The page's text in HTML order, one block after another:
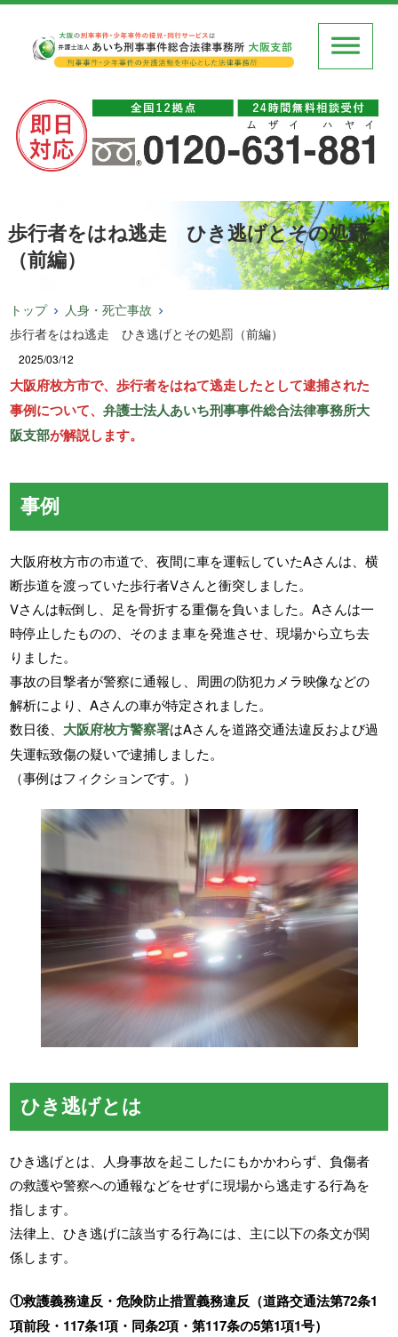
歩行者をはね逃走 ひき逃げとその処罰
（前編）
トップ
人身・死亡事故
歩行者をはね逃走 ひき逃げとその処罰（前編）
2025/03/12
大阪府枚方市で、歩行者をはねて逃走したとして逮捕された
事例について、弁護士法人あいち刑事事件総合法律事務所大
阪支部が解説します。
事例
大阪府枚方市の市道で、夜間に車を運転していたAさんは、横
断歩道を渡っていた歩行者Vさんと衝突しました。
Vさんは転倒し、足を骨折する重傷を負いました。Aさんは一
時停止したものの、そのまま車を発進させ、現場から立ち去
りました。
事故の目撃者が警察に通報し、周囲の防犯カメラ映像などの
解析により、Aさんの車が特定されました。
数日後、 大阪府枚方警察署はAさんを道路交通法違反および過
失運転致傷の疑いで逮捕しました。
（事例はフィクションです。）
ひき逃げとは
ひき逃げとは、人身事故を起こしたにもかかわらず、負傷者
の救護や警察への通報などをせずに現場から逃走する行為を
指します。
法律上、ひき逃げに該当する行為には、主に以下の条文が関
係します。
①救護義務違反・危険防止措置義務違反（道路交通法第72条1
項前段・117条1項・同条2項・第117条の5第1項1号）